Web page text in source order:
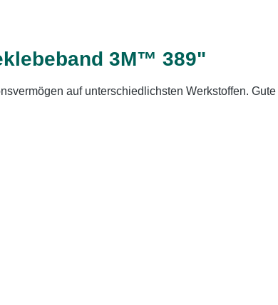
3M™ 389"
auf unterschiedlichsten Werkstoffen.